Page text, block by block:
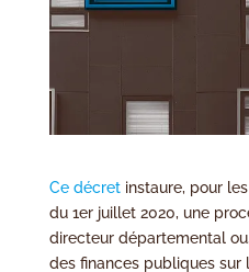
Ce décret instaure, pour
du 1er juillet 2020, une
directeur départemental
des finances publiques sur